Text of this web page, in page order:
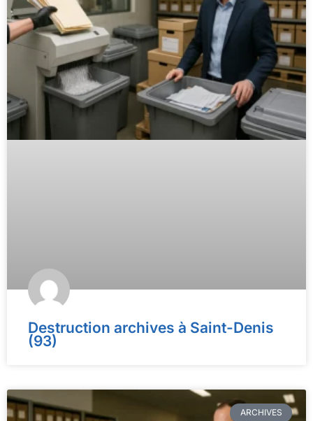
Destruction archives à Saint-Denis
(93)
ARCHIVES